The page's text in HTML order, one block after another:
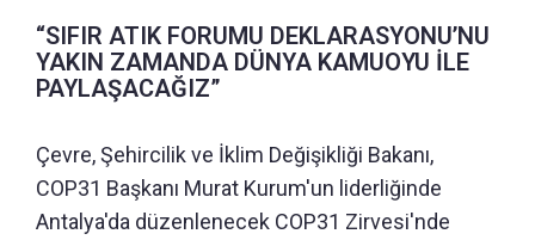
“SIFIR ATIK FORUMU DEKLARASYONU’NU
YAKIN ZAMANDA DÜNYA KAMUOYU İLE
PAYLAŞACAĞIZ”
Çevre, Şehircilik ve İklim Değişikliği Bakanı,
COP31 Başkanı Murat Kurum'un liderliğinde
Antalya'da düzenlenecek COP31 Zirvesi'nde